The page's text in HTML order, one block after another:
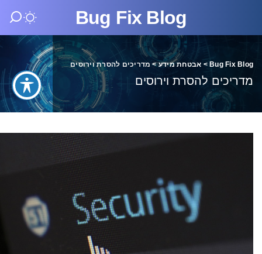
Bug Fix Blog
Bug Fix Blog
> אבטחת מידע> מדריכים להסרת וירוסים
מדריכים להסרת וירוסים